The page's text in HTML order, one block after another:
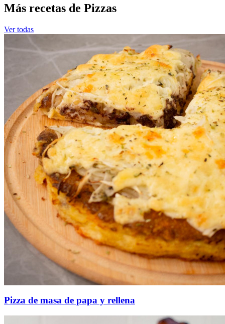
Más recetas de Pizzas
Ver todas
Pizza de masa de papa y rellena